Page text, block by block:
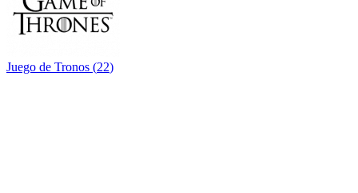
Juego de Tronos (22)